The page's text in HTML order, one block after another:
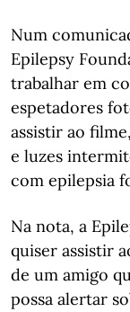
Num
Epilepsy
trabalhar em
espetadores
assistir ao
e luzes
com epilepsia
Na nota, a
quiser assistir
de um amigo
possa alertar